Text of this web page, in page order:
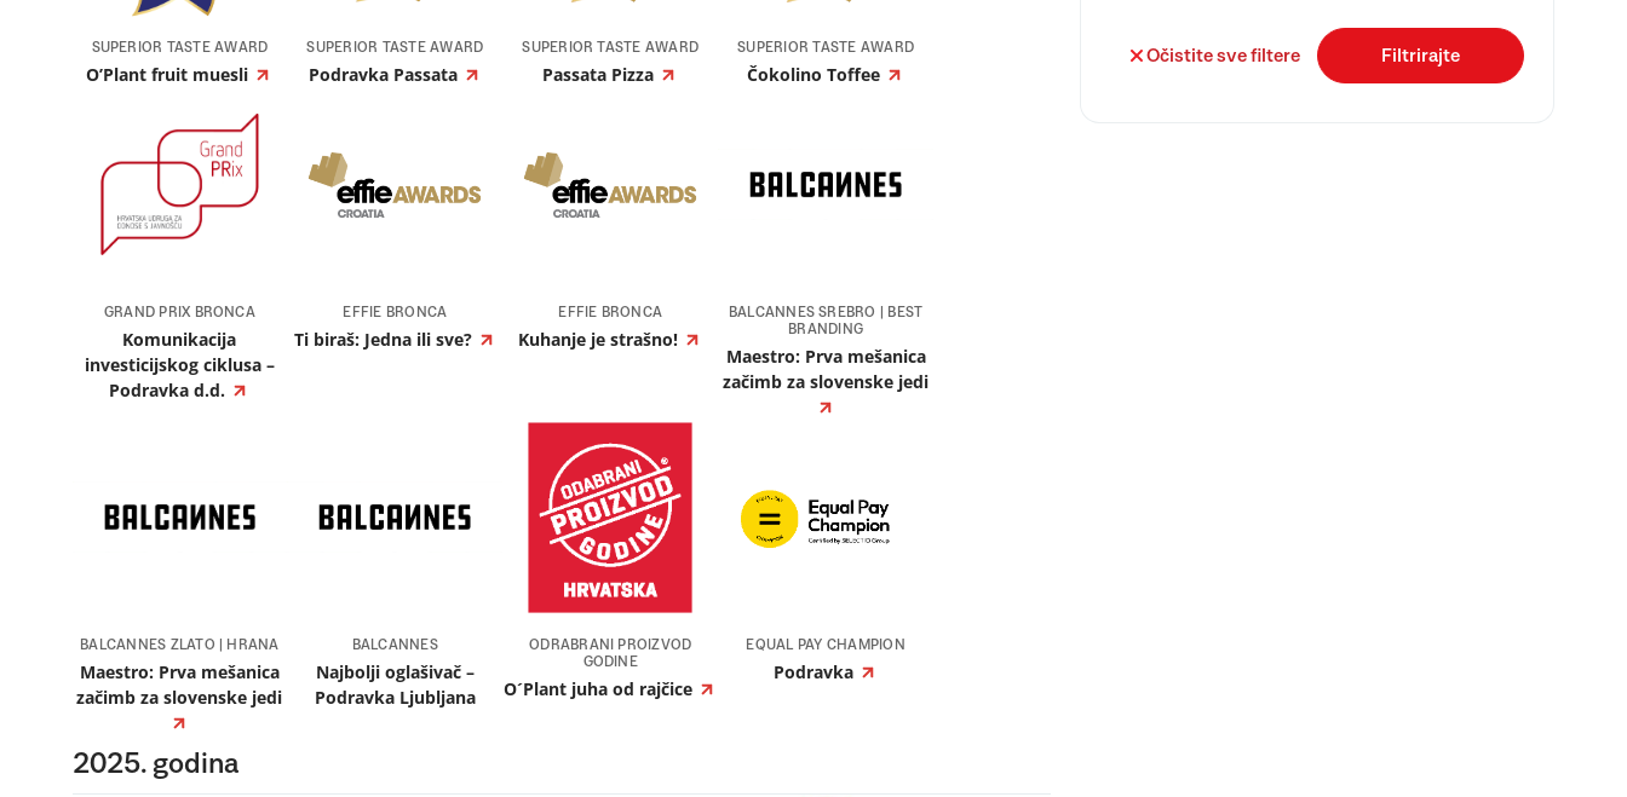
SUPERIOR TASTE AWARD
O’Plant fruit muesli
SUPERIOR TASTE AWARD
Podravka Passata
SUPERIOR TASTE AWARD
Passata Pizza
SUPERIOR TASTE AWARD
Čokolino Toffee
GRAND PRIX BRONCA
Komunikacija
investicijskog ciklusa –
Podravka d.d.
EFFIE BRONCA
Ti biraš: Jedna ili sve?
EFFIE BRONCA
Kuhanje je strašno!
BALCANNES SREBRO | BEST
BRANDING
Maestro: Prva mešanica
začimb za slovenske jedi
BALCANNES ZLATO | HRANA
Maestro: Prva mešanica
začimb za slovenske jedi
BALCANNES
Najbolji oglašivač –
Podravka Ljubljana
ODRABRANI PROIZVOD
GODINE
O´Plant juha od rajčice
EQUAL PAY CHAMPION
Podravka
2025. godina
Očistite sve filtere Filtrirajte